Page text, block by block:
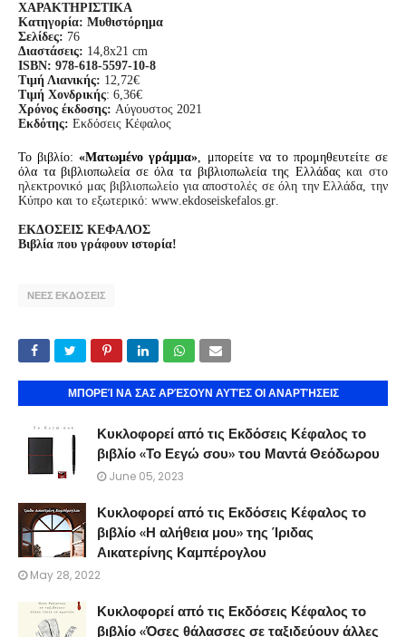
ΧΑΡΑΚΤΗΡΙΣΤΙΚΑ
Κατηγορία: Μυθιστόρημα
Σελίδες: 76
Διαστάσεις: 14,8x21 cm
ISBN: 978-618-5597-10-8
Τιμή Λιανικής: 12,72€
Τιμή Χονδρικής: 6,36€
Χρόνος έκδοσης: Αύγουστος 2021
Εκδότης: Εκδόσεις Κέφαλος
Το βιβλίο:«Ματωμένο γράμμα», μπορείτε να το προμηθευτείτε σε
όλα τα βιβλιοπωλεία σε όλα τα βιβλιοπωλεία της Ελλάδαςκαι στο
ηλεκτρονικό μας βιβλιοπωλείο για αποστολές σε όλη την Ελλάδα, την
Κύπρο και το εξωτερικό: www.ekdoseiskefalos.gr.
ΕΚΔΟΣΕΙΣ ΚΕΦΑΛΟΣ
Βιβλία που γράφουν ιστορία!
ΝΕΕΣ ΕΚΔΟΣΕΙΣ
ΜΠΟΡΕΊ ΝΑ ΣΑΣ ΑΡΈΣΟΥΝ ΑΥΤΈΣ ΟΙ ΑΝΑΡΤΉΣΕΙΣ
Κυκλοφορεί από τις Εκδόσεις Κέφαλος το
βιβλίο «Το Εεγώ σου» του Μαντά Θεόδωρου
June 05, 2023
Κυκλοφορεί από τις Εκδόσεις Κέφαλος το
βιβλίο «Η αλήθεια μου» της Ίριδας
Αικατερίνης Καμπέρογλου
May 28, 2022
Κυκλοφορεί από τις Εκδόσεις Κέφαλος το
βιβλίο «Όσες θάλασσες σε ταξιδεύουν άλλες